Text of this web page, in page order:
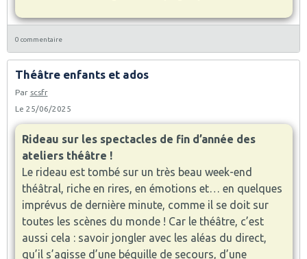
0 commentaire
Théâtre enfants et ados
Par scsfr
Le 25/06/2025
Rideau sur les spectacles de fin d’année des
ateliers théâtre !
Le rideau est tombé sur un très beau week-end
théâtral, riche en rires, en émotions et… en quelques
imprévus de dernière minute, comme il se doit sur
toutes les scènes du monde ! Car le théâtre, c’est
aussi cela : savoir jongler avec les aléas du direct,
qu’il s’agisse d’une béquille de secours, d’une